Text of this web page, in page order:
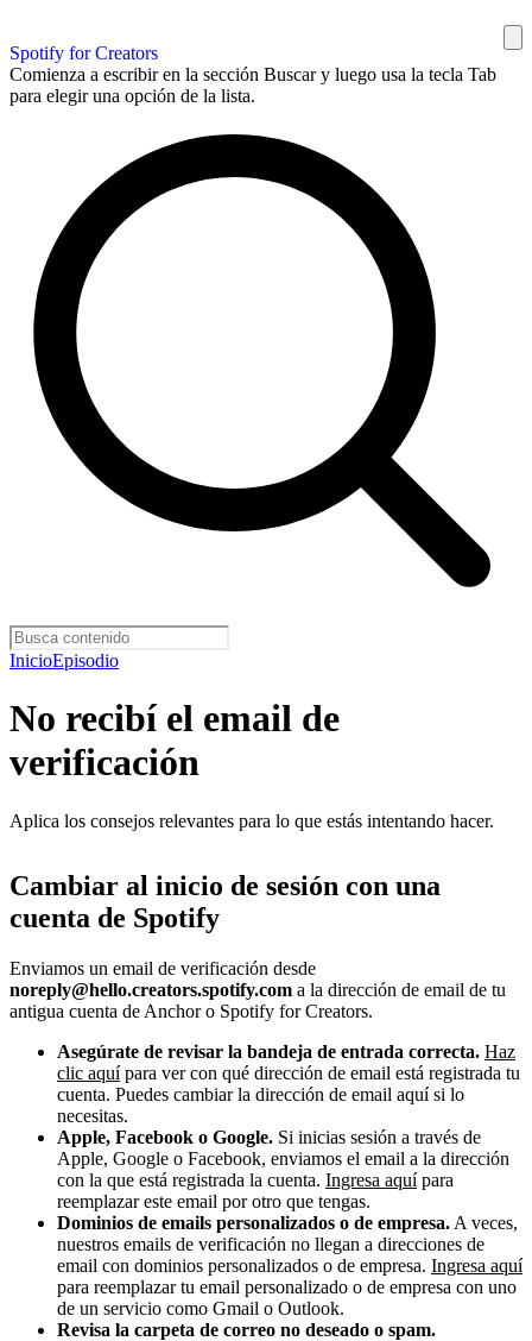
Spotify for Creators
Comienza a escribir en la sección Buscar y luego usa la tecla Tab
para elegir una opción de la lista.
InicioEpisodio
No recibí el email de
verificación
Aplica los consejos relevantes para lo que estás intentando hacer.
Cambiar al inicio de sesión con una
cuenta de Spotify
Enviamos un email de verificación desde
noreply@hello.creators.spotify.com a la dirección de email de tu
antigua cuenta de Anchor o Spotify for Creators.
Asegúrate de revisar la bandeja de entrada correcta. Haz
clic aquípara ver con qué dirección de email está registrada tu
cuenta. Puedes cambiar la dirección de email aquí si lo
necesitas.
Apple, Facebook o Google. Si inicias sesión a través de
Apple, Google o Facebook, enviamos el email a la dirección
con la que está registrada la cuenta. Ingresa aquípara
reemplazar este email por otro que tengas.
Dominios de emails personalizados o de empresa. A veces,
nuestros emails de verificación no llegan a direcciones de
email con dominios personalizados o de empresa. Ingresa aquí
para reemplazar tu email personalizado o de empresa con uno
de un servicio como Gmail o Outlook.
Revisa la carpeta de correo no deseado o spam.